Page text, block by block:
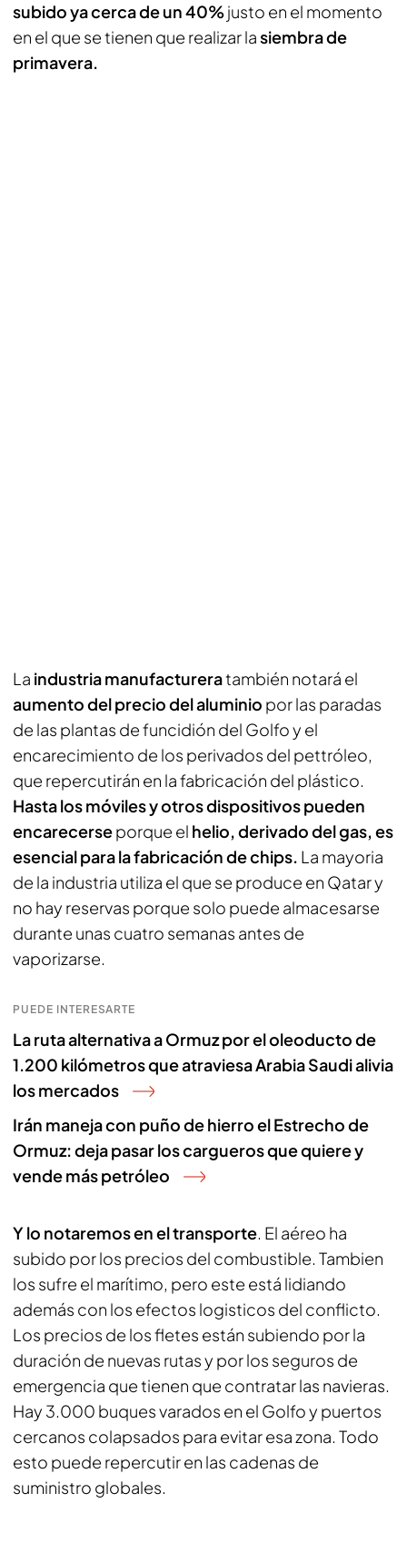
subido ya cerca de un 40%justo en el momento
en el que se tienen que realizar lasiembra de
primavera.
La industria manufactureratambién notará el
aumento del precio del aluminio por las paradas
de las plantas de funcidión del Golfo y el
encarecimiento de los perivados del pettróleo,
que repercutirán en la fabricación del plástico.
Hasta los móviles y otros dispositivos pueden
encarecerseporque el helio, derivado del gas, es
esencial para la fabricación de chips. La mayoria
de la industria utiliza el que se produce en Qatar y
no hay reservas porque solo puede almacesarse
durante unas cuatro semanas antes de
vaporizarse.
PUEDE INTERESARTE
La ruta alternativa a Ormuz por el oleoducto de
1.200 kilómetros que atraviesa Arabia Saudi alivia
los mercados
Irán maneja con puño de hierro el Estrecho de
Ormuz: deja pasar los cargueros que quiere y
vende más petróleo
Y lo notaremos en el transporte. El aéreo ha
subido por los precios del combustible. Tambien
los sufre el marítimo, pero este está lidiando
además con los efectos logisticos del conflicto.
Los precios de los fletes están subiendo por la
duración de nuevas rutas y por los seguros de
emergencia que tienen que contratar las navieras.
Hay 3.000 buques varados en el Golfo y puertos
cercanos colapsados para evitar esa zona. Todo
esto puede repercutir en las cadenas de
suministro globales.